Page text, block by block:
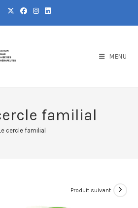
MENU
familial
cercle familial
Produit suivant